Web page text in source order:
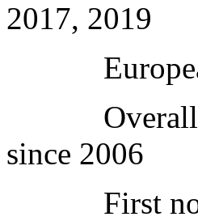
2017, 2019
European
Overall 14
since 2006
First non-